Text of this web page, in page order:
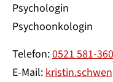
Psychologin
Psychoonkologin
Telefon:0521 581-
E-Mail: